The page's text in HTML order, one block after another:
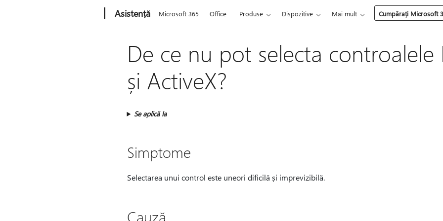
Asistență Microsoft 365 Office Produse Dispozitive Mai mult Cumpărați Microsoft
De ce nu pot selecta controalele
și ActiveX?
Se aplică la
Simptome
Selectarea unui control este uneori dificilă și imprevizibilă.
Cauză